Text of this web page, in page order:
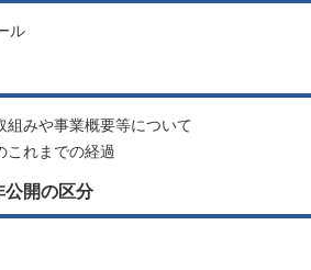
ル
組みや事業概要等について
これまでの経過
公開の区分